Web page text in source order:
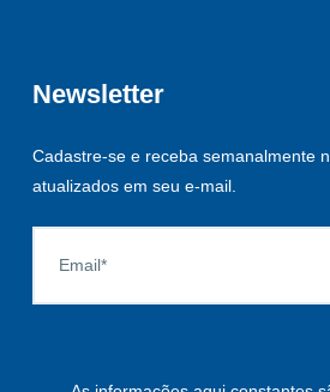
Newsletter
Cadastre-se e receba semanalmente
atualizados em seu e-mail.